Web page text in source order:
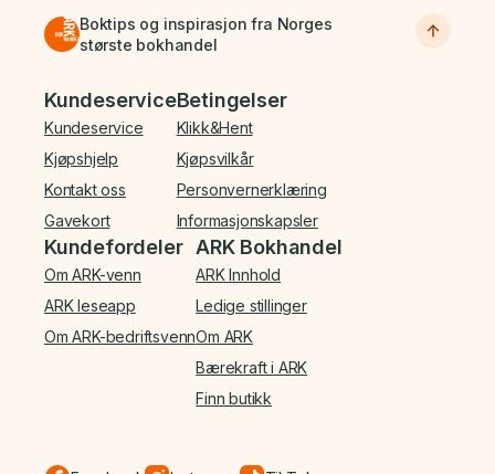
Boktips og inspirasjon fra Norges
største bokhandel
Bunnmeny
Kundeservice
Kundeservice
Kjøpshjelp
Kontakt oss
Gavekort
Betingelser
Klikk&Hent
Kjøpsvilkår
Personvernerklæring
Informasjonskapsler
Kundefordeler
Om ARK-venn
ARK leseapp
Om ARK-bedriftsvenn
ARK Bokhandel
ARK Innhold
Ledige stillinger
Om ARK
Bærekraft i ARK
Finn butikk